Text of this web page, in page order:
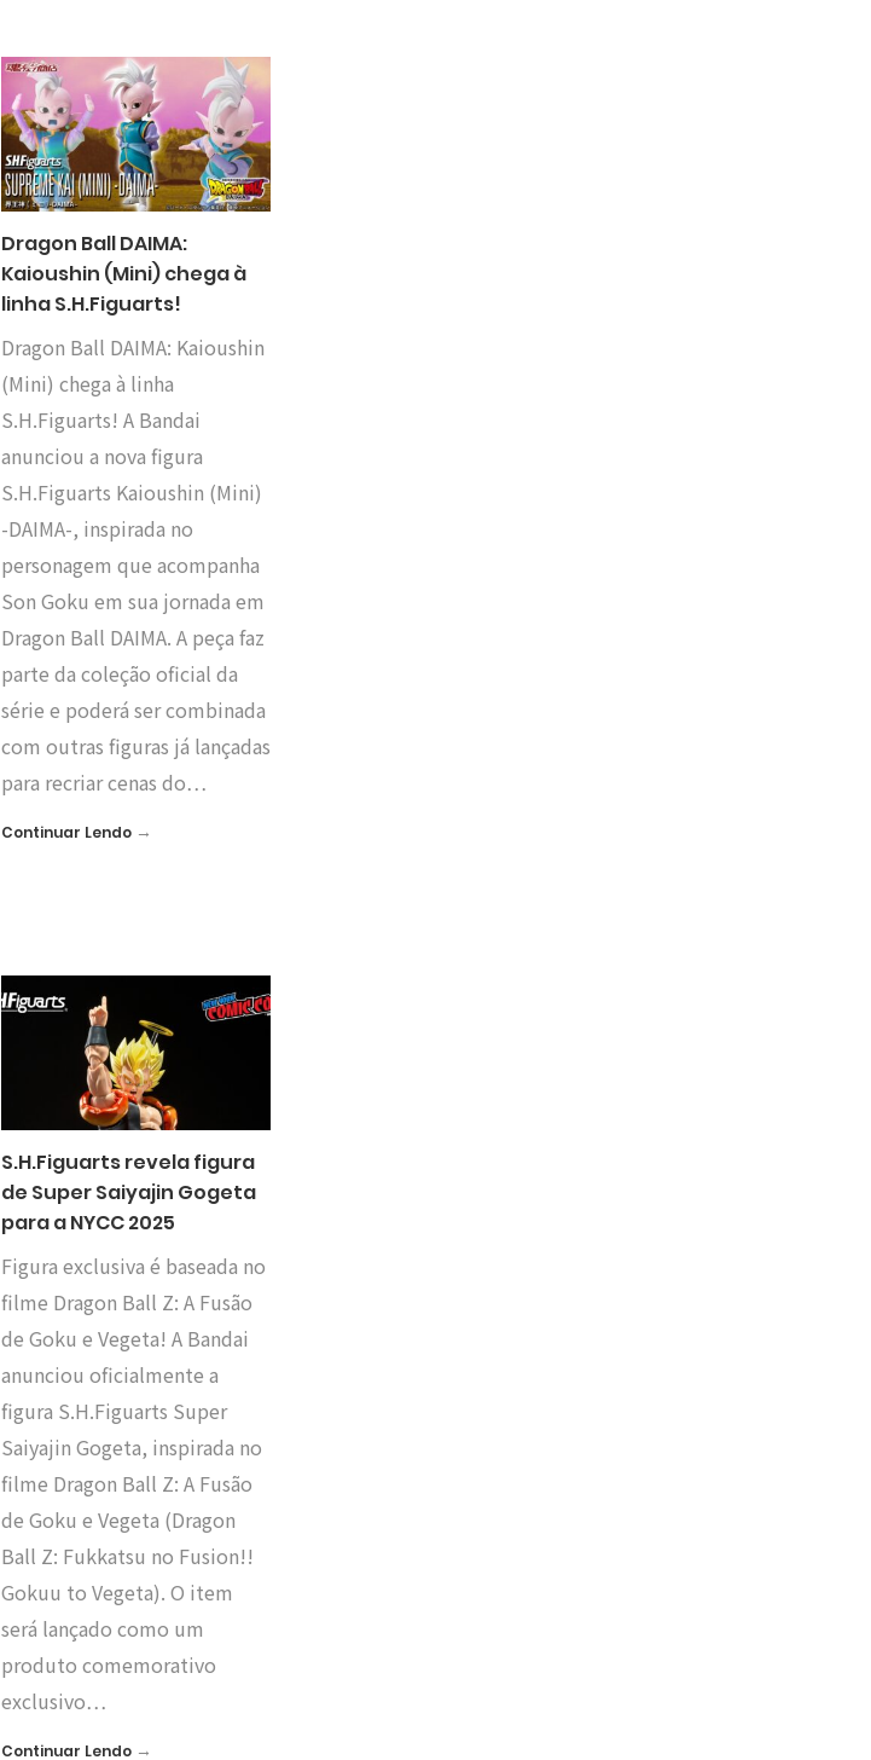
Dragon Ball DAIMA:
Kaioushin (Mini) chega à
linha S.H.Figuarts!
Dragon Ball DAIMA: Kaioushin
(Mini) chega à linha
S.H.Figuarts! A Bandai
anunciou a nova figura
S.H.Figuarts Kaioushin (Mini)
-DAIMA-, inspirada no
personagem que acompanha
Son Goku em sua jornada em
Dragon Ball DAIMA. A peça faz
parte da coleção oficial da
série e poderá ser combinada
com outras figuras já lançadas
para recriar cenas do…
Continuar Lendo→
S.H.Figuarts revela figura
de Super Saiyajin Gogeta
para a NYCC 2025
Figura exclusiva é baseada no
filme Dragon Ball Z: A Fusão
de Goku e Vegeta! A Bandai
anunciou oficialmente a
figura S.H.Figuarts Super
Saiyajin Gogeta, inspirada no
filme Dragon Ball Z: A Fusão
de Goku e Vegeta (Dragon
Ball Z: Fukkatsu no Fusion!!
Gokuu to Vegeta). O item
será lançado como um
produto comemorativo
exclusivo…
Continuar Lendo→